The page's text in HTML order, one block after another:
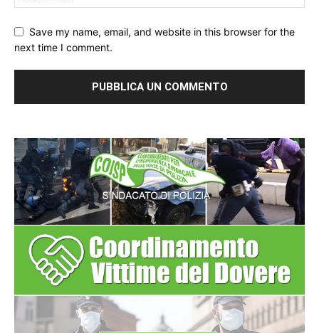
Save my name, email, and website in this browser for the
next time I comment.